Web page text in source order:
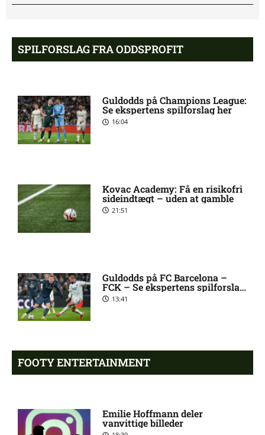
skade hos Bodø/Glimt
Bodo/Glimt: Optakt,
forventede opstillinger,
skader og karantæner
[2026/08/08]
skader og karantæner
[2026/08/08]
1. Division – Aarhus Fremad
mod HB Køge: Optakt,
[2026/08/08]
SPILFORSLAG FRA ODDSPROFIT
Guldodds på Champions League:
Se ekspertens spilforslag her
16:04
Kovac Academy: Få en risikofri
sideindtægt – uden at gamble
21:51
Guldodds på FC Barcelona –
FCK – Se ekspertens spilforslag
her13:41
FOOTY ENTERTAINMENT
Emilie Hoffmann deler
vanvittige billeder